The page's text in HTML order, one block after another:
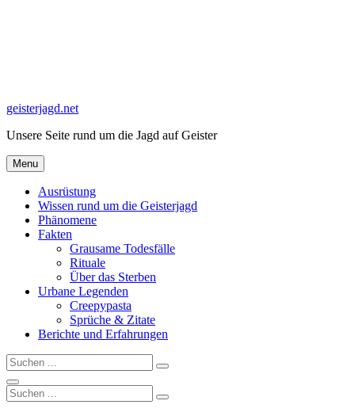
geisterjagd.net
Unsere Seite rund um die Jagd auf Geister
Menu
Ausrüstung
Wissen rund um die Geisterjagd
Phänomene
Fakten
Grausame Todesfälle
Rituale
Über das Sterben
Urbane Legenden
Creepypasta
Sprüche & Zitate
Berichte und Erfahrungen
Search
for:
Search
Search
Search
for:
Search